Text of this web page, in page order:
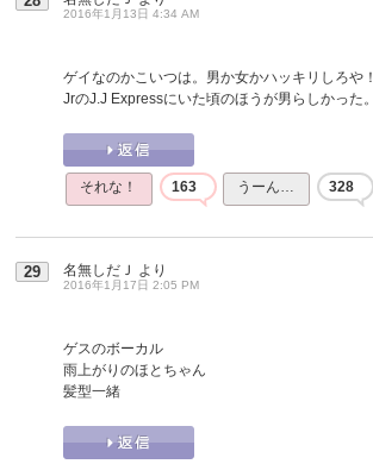
2016年1月13日 4:34 AM
ゲイなのかこいつは。男か女かハッキリしろや！
JrのJ.J Expressにいた頃のほうが男らしかった。
それな！ 163 うーん… 328
29 名無しだＪ より
2016年1月17日 2:05 PM
ゲスのボーカル
雨上がりのほとちゃん
髪型一緒